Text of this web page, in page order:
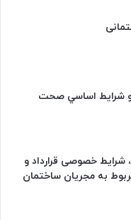
و شرايط اساسي صحت
شرایط خصوصی قرارداد و
به مجریان ساختمان